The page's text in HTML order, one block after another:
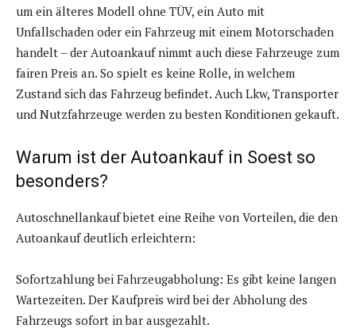
um ein älteres Modell ohne TÜV, ein Auto mit
Unfallschaden oder ein Fahrzeug mit einem Motorschaden
handelt – der Autoankauf nimmt auch diese Fahrzeuge zum
fairen Preis an. So spielt es keine Rolle, in welchem
Zustand sich das Fahrzeug befindet. Auch Lkw, Transporter
und Nutzfahrzeuge werden zu besten Konditionen gekauft.
Warum ist der Autoankauf in Soest so
besonders?
Autoschnellankauf bietet eine Reihe von Vorteilen, die den
Autoankauf deutlich erleichtern:
Sofortzahlung bei Fahrzeugabholung: Es gibt keine langen
Wartezeiten. Der Kaufpreis wird bei der Abholung des
Fahrzeugs sofort in bar ausgezahlt.